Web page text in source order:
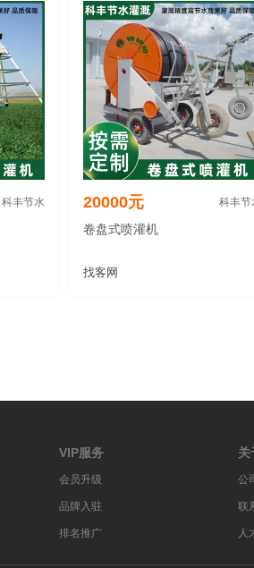
科丰节水 20000元 科丰节
卷盘式喷灌机
找客网
VIP服务
会员升级
品牌入驻
排名推广
关
公
联
人